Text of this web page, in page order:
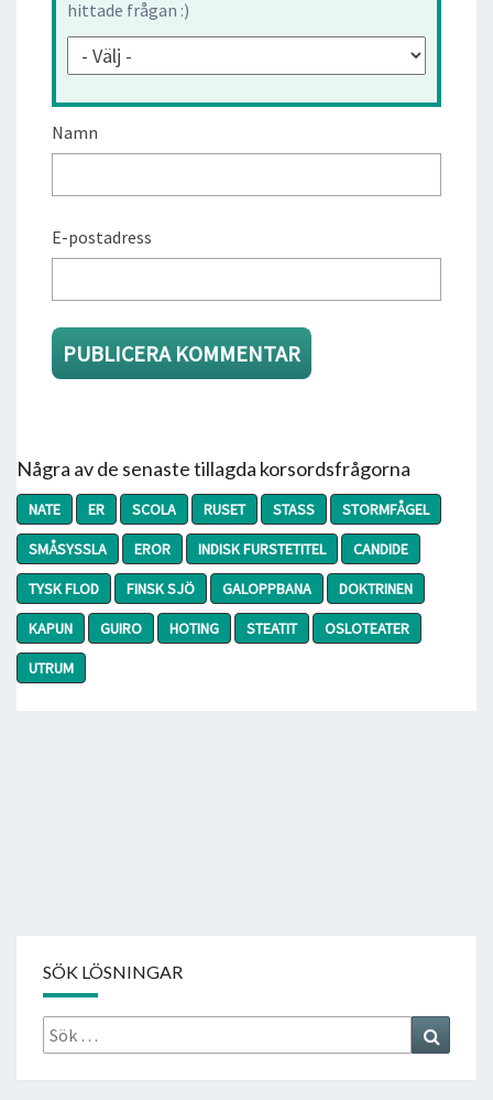
hittade frågan :)
Namn
E-postadress
Några av de senaste tillagda korsordsfrågorna
NATE ER SCOLA RUSET STASS
STORMFÅGEL
SMÅSYSSLA
EROR INDISK FURSTETITEL
CANDIDE
TYSK FLOD
FINSK SJÖ GALOPPBANA
DOKTRINEN
KAPUN
GUIRO HOTING STEATIT
OSLOTEATER
UTRUM
SÖK LÖSNINGAR
Sök
efter: